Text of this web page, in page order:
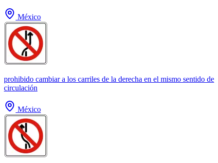
México
prohibido cambiar a los carriles de la derecha en el mismo sentido de
circulación
México